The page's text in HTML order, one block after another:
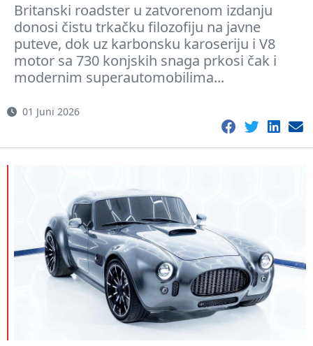
Britanski roadster u zatvorenom izdanju
donosi čistu trkačku filozofiju na javne
puteve, dok uz karbonsku karoseriju i V8
motor sa 730 konjskih snaga prkosi čak i
modernim superautomobilima...
01 Juni 2026